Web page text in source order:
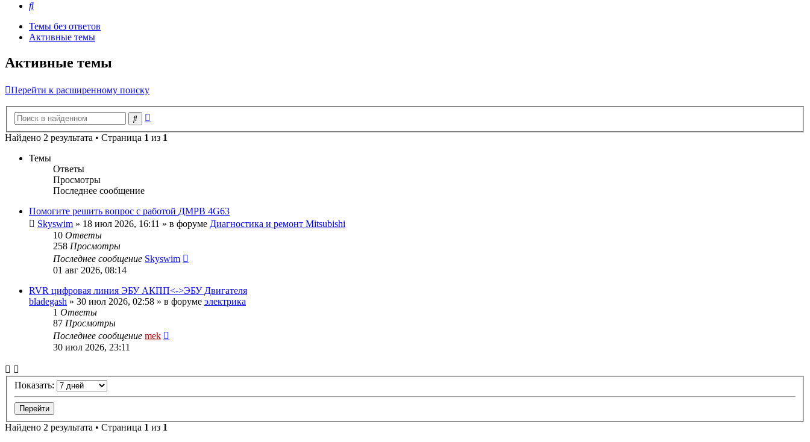
Поиск
Темы без ответов
Активные темы
Активные темы
Перейти к расширенному поиску
Поиск
Найдено 2 результата • Страница 1 из 1
Темы
Ответы
Просмотры
Последнее сообщение
Помогите решить вопрос с работой ДМРВ 4G63
Skyswim » 18 июл 2026, 16:11 » в форуме Диагностика и ремонт Mitsubishi
10 Ответы
258 Просмотры
Последнее сообщение Skyswim
01 авг 2026, 08:14
RVR цифровая линия ЭБУ АКПП<->ЭБУ Двигателя
bladegash » 30 июл 2026, 02:58 » в форуме электрика
1 Ответы
87 Просмотры
Последнее сообщение mek
30 июл 2026, 23:11
Показать:
Найдено 2 результата • Страница 1 из 1